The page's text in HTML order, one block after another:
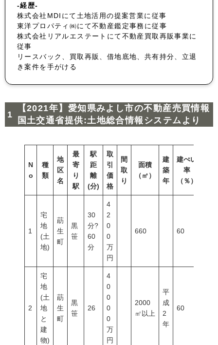
-経歴-
株式会社MDIにて土地活用の提案営業に従事
東洋プロパティ㈱にて不動産鑑定事務に従事
株式会社リアルエステートにて不動産買取再販事業に
従事
リースバック、買取再販、借地底地、共有持分、立退
き案件を手がける
【2021年】愛知県みよし市の不動産売買情報
国土交通省提供:土地総合情報システムより
N
o
種
類
地
区
名
最
寄
り
駅
駅
距
離
(分)
取
引
価
格
間
取
り
面積
（㎡）
建
築
年
建ぺい
率
（％）
1
宅
地
(土
地)
莇
生
町
黒
笹
30
分?
60
分
4
2
0
0
万
円
660 60
2
宅
地
(土
地
と
建
物)
莇
生
町
黒
笹
26
4
0
0
0
0
万
円
2000
㎡以上
平
成
2
年
60